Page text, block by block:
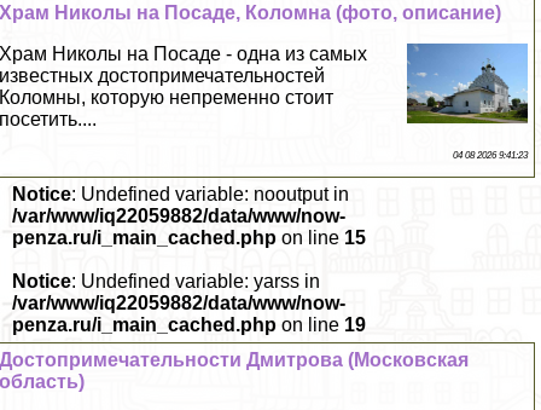
Храм Николы на Посаде, Коломна (фото, описание)
Храм Николы на Посаде - одна из самых
известных достопримечательностей
Коломны, которую непременно стоит
посетить....
04 08 2026 9:41:23
Notice: Undefined variable: nooutput in
/var/www/iq22059882/data/www/now-
penza.ru/i_main_cached.php on line 15
Notice: Undefined variable: yarss in
/var/www/iq22059882/data/www/now-
penza.ru/i_main_cached.php on line 19
Достопримечательности Дмитрова (Московская
область)